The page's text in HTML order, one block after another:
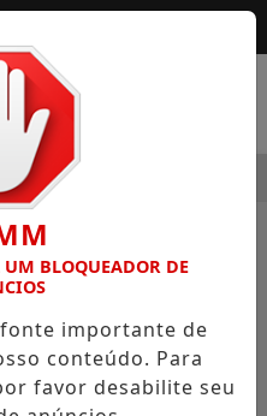
SAMARITANO
UM BLOQUEADOR DE
importante de
conteúdo. Para
favor desabilite seu